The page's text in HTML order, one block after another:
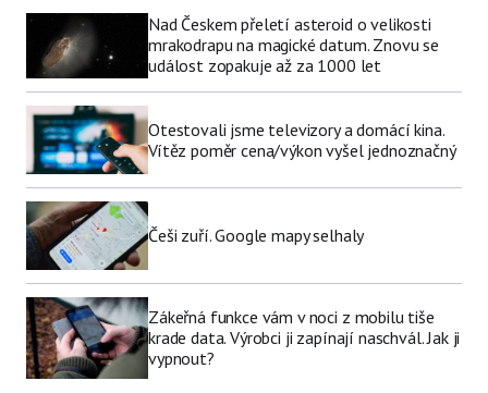
Nad Českem přeletí asteroid o velikosti
mrakodrapu na magické datum. Znovu se
událost zopakuje až za 1000 let
Otestovali jsme televizory a domácí kina.
Vítěz poměr cena/výkon vyšel jednoznačný
Češi zuří. Google mapy selhaly
Zákeřná funkce vám v noci z mobilu tiše
krade data. Výrobci ji zapínají naschvál. Jak ji
vypnout?